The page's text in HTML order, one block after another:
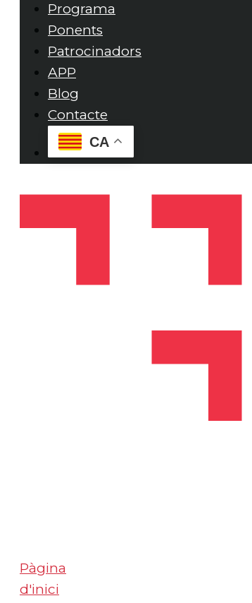
Programa
Ponents
Patrocinadors
APP
Blog
Contacte
CA
Pàgina
d'inici